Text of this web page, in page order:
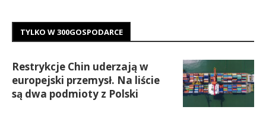
TYLKO W 300GOSPODARCE
Restrykcje Chin uderzają w
europejski przemysł. Na liście
są dwa podmioty z Polski